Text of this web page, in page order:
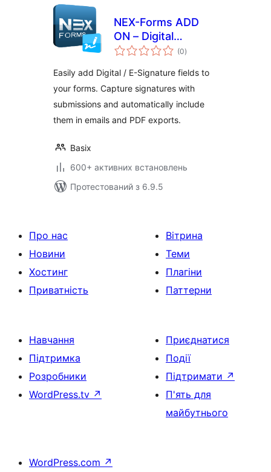
NEX-Forms ADD
ON – Digital
Signatures
(0загальний
рейтинг
)
Easily add Digital / E-Signature fields to
your forms. Capture signatures with
submissions and automatically include
them in emails and PDF exports.
Basix
600+ активних встановлень
Протестований з 6.9.5
Про нас
Новини
Хостинг
Приватність
Вітрина
Теми
Плагіни
Паттерни
Навчання
Підтримка
Розробники
WordPress.tv ↗
Приєднатися
Події
Підтримати ↗
П'ять для
майбутнього
WordPress.com ↗